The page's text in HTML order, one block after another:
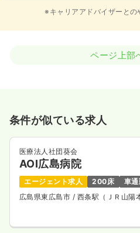
※キャリアアドバイザーとの
ページ上部
条件が似ている求人
医療法人社団葵会
AOI広島病院
エージェント求人 200床
車
広島県東広島市 / 西条駅（ＪＲ山陽